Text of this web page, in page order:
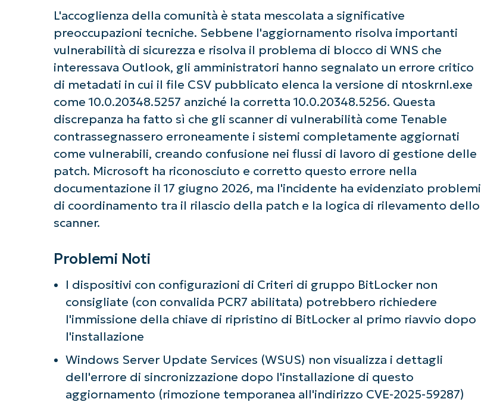
L'accoglienza della comunità è stata mescolata a significative
preoccupazioni tecniche. Sebbene l'aggiornamento risolva importanti
vulnerabilità di sicurezza e risolva il problema di blocco di WNS che
interessava Outlook, gli amministratori hanno segnalato un errore critico
di metadati in cui il file CSV pubblicato elenca la versione di ntoskrnl.exe
come 10.0.20348.5257 anziché la corretta 10.0.20348.5256. Questa
discrepanza ha fatto sì che gli scanner di vulnerabilità come Tenable
contrassegnassero erroneamente i sistemi completamente aggiornati
come vulnerabili, creando confusione nei flussi di lavoro di gestione delle
patch. Microsoft ha riconosciuto e corretto questo errore nella
documentazione il 17 giugno 2026, ma l'incidente ha evidenziato problemi
di coordinamento tra il rilascio della patch e la logica di rilevamento dello
scanner.
Problemi Noti
I dispositivi con configurazioni di Criteri di gruppo BitLocker non
consigliate (con convalida PCR7 abilitata) potrebbero richiedere
l'immissione della chiave di ripristino di BitLocker al primo riavvio dopo
l'installazione
Windows Server Update Services (WSUS) non visualizza i dettagli
dell'errore di sincronizzazione dopo l'installazione di questo
aggiornamento (rimozione temporanea all'indirizzo CVE-2025-59287)
name*
Business
email*
number*
Paese
Company
name*